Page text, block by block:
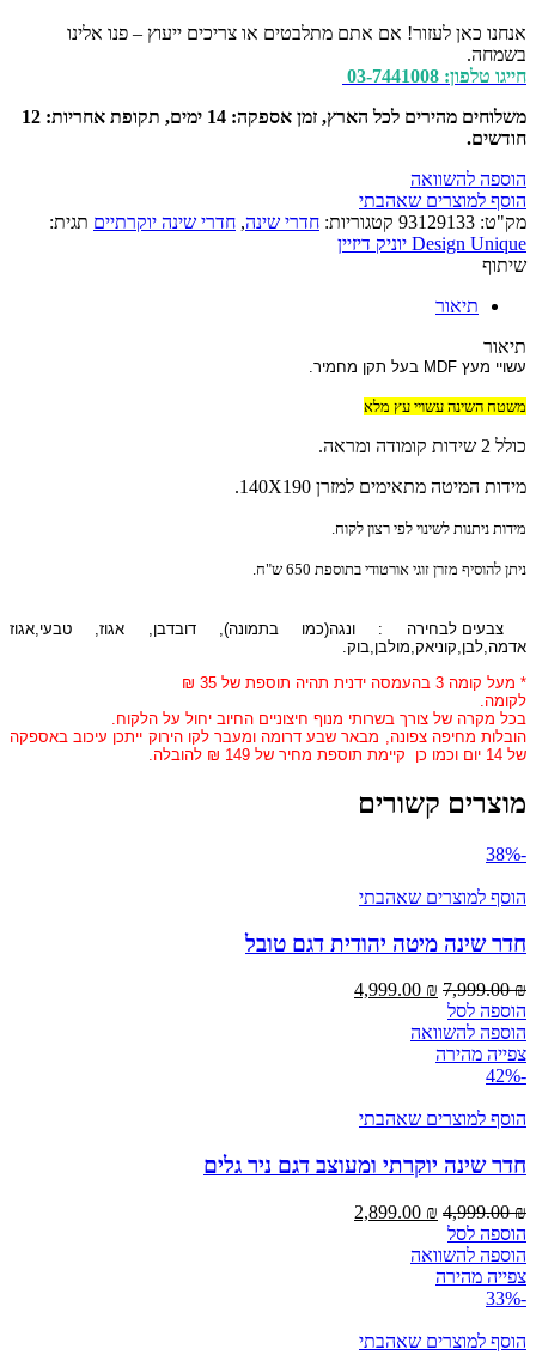
קלאסיק
אנחנו כאן לעזור! אם אתם מתלבטים או צריכים ייעוץ – פנו אלינו
בשמחה.
חייגו טלפון: 03-7441008
משלוחים מהירים לכל הארץ, זמן אספקה: 14 ימים, תקופת אחריות: 12
חודשים.
הוספה להשוואה
הוסף למוצרים שאהבתי
מק"ט: 93129133 קטגוריות: חדרי שינה, חדרי שינה יוקרתיים תגית:
Design Unique יוניק דיזיין
שיתוף
תיאור
תיאור
עשויי מעץ MDF בעל תקן מחמיר.
משטח השינה עשויי עץ מלא
כולל 2 שידות קומודה ומראה.
מידות המיטה מתאימים למזרן 140X190.
מידות ניתנות לשינוי לפי רצון לקוח.
ניתן להוסיף מזרן זוגי אורטודי בתוספת 650 ש"ח.
צבעים לבחירה : ונגה(כמו בתמונה), דובדבן, אגוז, טבעי,אגוז
אדמה,לבן,קוניאק,מולבן,בוק.
* מעל קומה 3 בהעמסה ידנית תהיה תוספת של 35 ₪
לקומה.
בכל מקרה של צורך בשרותי מנוף חיצוניים החיוב יחול על הלקוח.
הובלות מחיפה צפונה, מבאר שבע דרומה ומעבר לקו הירוק ייתכן עיכוב באספקה
של 14 יום וכמו כן קיימת תוספת מחיר של 149 ₪ להובלה.
מוצרים קשורים
-38%
הוסף למוצרים שאהבתי
חדר שינה מיטה יהודית דגם טובל
7,999.00₪
המחיר
היה:
7,999.00 ₪.
4,999.00 ₪
המחיר
הוספה לסל
הוספה להשוואה
צפייה מהירה
-42%
הוסף למוצרים שאהבתי
חדר שינה יוקרתי ומעוצב דגם ניר גלים
4,999.00₪
המחיר
היה:
4,999.00 ₪.
2,899.00 ₪
הוספה לסל
הוספה להשוואה
צפייה מהירה
-33%
הוסף למוצרים שאהבתי